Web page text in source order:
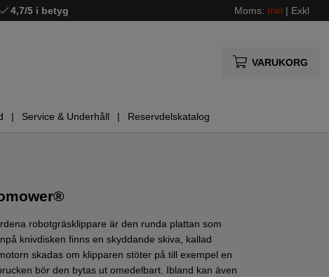
4,7/5 i betyg Moms: Inkl | Exkl
VARUKORG
Service & Underhåll Reservdelskatalog
robotgräsklippare är den runda plattan som
knivdisken finns en skyddande skiva, kallad
skadas om klipparen stöter på till exempel en
bör den bytas ut omedelbart. Ibland kan även